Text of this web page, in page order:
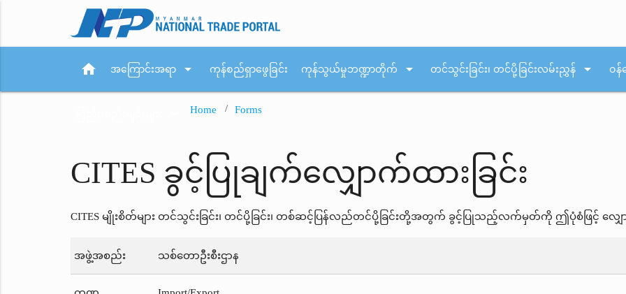
home အကြောင်းအရာ arrow_drop_down ကုန်စည်ရှာဖွေခြင်း ကုန်သွယ်မှုဘဏ္ဍာတိုက် arrow_drop_down တင်သွင်းခြင်း၊ တင်ပို့ခြင်းလမ်းညွှန် arrow_drop_down ဝန်
Home Forms
CITES ခွင့်ပြုချက်လျှောက်ထားခြင်း
CITES မျိုးစိတ်များ တင်သွင်းခြင်း၊ တင်ပို့ခြင်း၊ တစ်ဆင့်ပြန်လည်တင်ပို့ခြင်းတို့အတွက် ခွင့်ပြုသည့်လက်မှတ်ကို ဤပုံစံဖြင့် လျှ
အဖွဲ့အစည်း သစ်တောဦးစီးဌာန